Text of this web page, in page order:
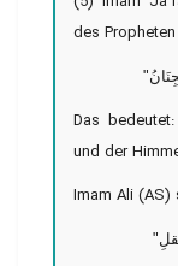
des
Das
und der
Imam Ali (AS)